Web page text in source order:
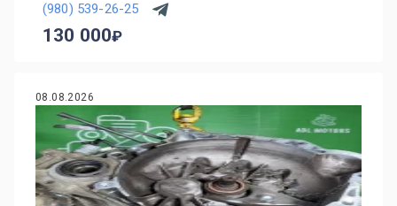
(980) 539-26-25
130 000
08.08.2026